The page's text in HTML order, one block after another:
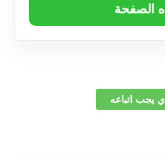
الصفحة
يجب اتباعه